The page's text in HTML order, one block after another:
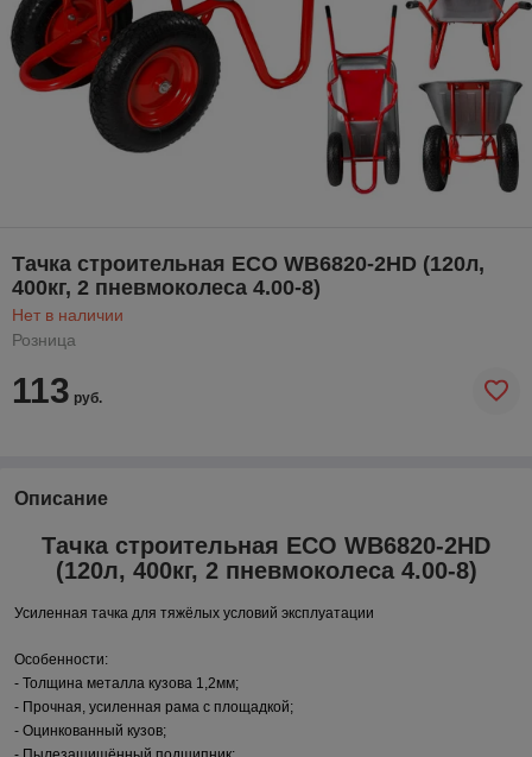
Тачка строительная ECO WB6820-2HD (120л,
400кг, 2 пневмоколеса 4.00-8)
Нет в наличии
Розница
113 руб.
Описание
Тачка строительная ECO WB6820-2HD
(120л, 400кг, 2 пневмоколеса 4.00-8)
Усиленная тачка для тяжёлых условий эксплуатации
Особенности:
- Толщина металла кузова 1,2мм;
- Прочная, усиленная рама c площадкой;
- Оцинкованный кузов;